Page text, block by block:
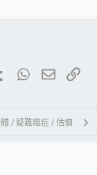
TumblrWhatsApp
電子郵件
連結
/ 疑難雜症 / 估價